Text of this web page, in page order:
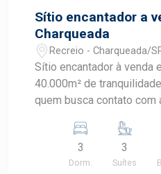
Sítio encantador a
Charqueada
Recreio - Charqueada/
Sítio encantador à venda
40.000m² de
quem busca contato com
completa para morar,
lazer ou até realizar eventos.
principais: ? Casa principal: 3 suítes, sala de
3
Dorm.
3
Suítes